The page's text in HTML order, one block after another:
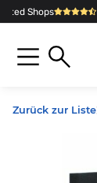
Zurück zur Liste